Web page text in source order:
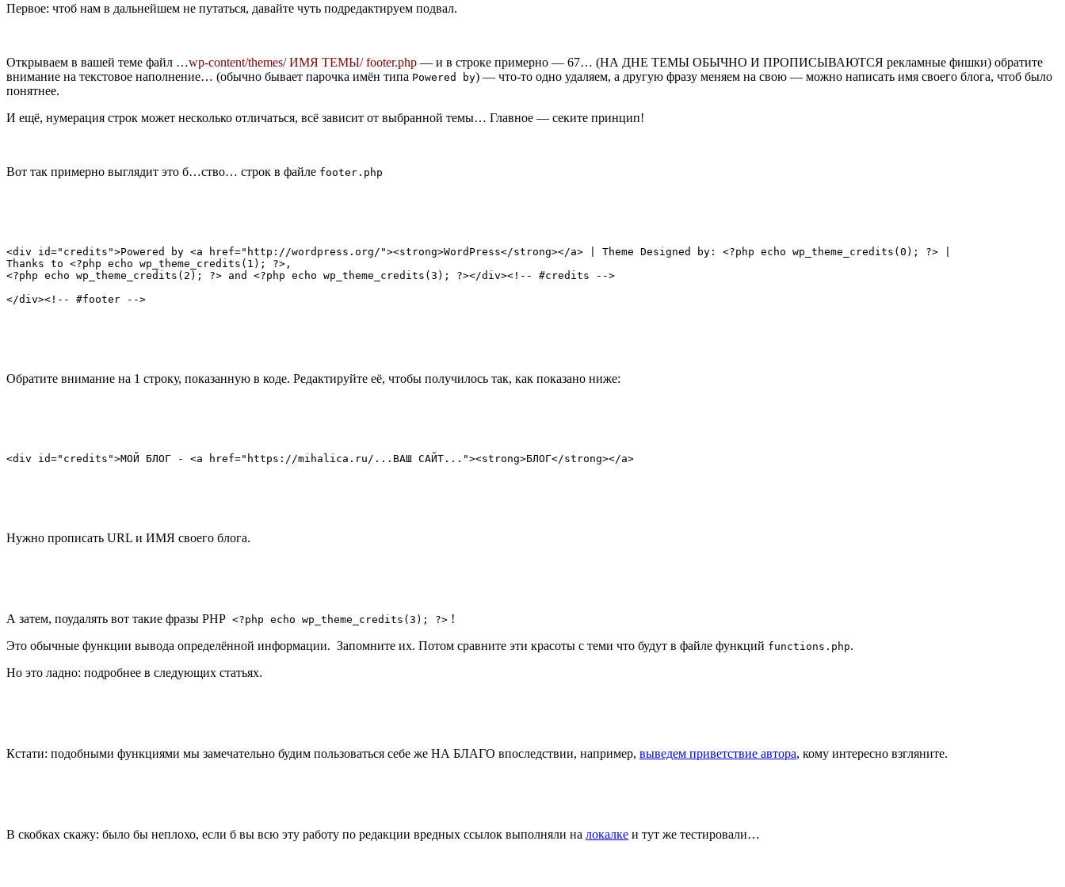
Первое: чтоб нам в дальнейшем не путаться, давайте чуть подредактируем подвал.
Открываем в вашей теме файл …wp-content/themes/ ИМЯ ТЕМЫ/ footer.php — и в строке примерно — 67… (НА ДНЕ ТЕМЫ ОБЫЧНО И ПРОПИСЫВАЮТСЯ рекламные фишки) обратите
внимание на текстовое наполнение… (обычно бывает парочка имён типа Powered by) — что-то одно удаляем, а другую фразу меняем на свою — можно написать имя своего блога, чтоб было
понятнее.
И ещё, нумерация строк может несколько отличаться, всё зависит от выбранной темы… Главное — секите принцип!
Вот так примерно выглядит это б…ство… строк в файле footer.php
<div id="credits">Powered by <a href="http://wordpress.org/"><strong>WordPress</strong></a> | Theme Designed by: <?php echo wp_theme_credits(0); ?> |
Thanks to <?php echo wp_theme_credits(1); ?>,
<?php echo wp_theme_credits(2); ?> and <?php echo wp_theme_credits(3); ?></div><!-- #credits -->
</div><!-- #footer -->
Обратите внимание на 1 строку, показанную в коде. Редактируйте её, чтобы получилось так, как показано ниже:
<div id="credits">МОЙ БЛОГ - <a href="https://mihalica.ru/...ВАШ САЙТ..."><strong>БЛОГ</strong></a>
Нужно прописать URL и ИМЯ своего блога.
А затем, поудалять вот такие фразы PHP <?php echo wp_theme_credits(3); ?> !
Это обычные функции вывода определённой информации. Запомните их. Потом сравните эти красоты с теми что будут в файле функций functions.php.
Но это ладно: подробнее в следующих статьях.
Кстати: подобными функциями мы замечательно будим пользоваться себе же НА БЛАГО впоследствии, например, выведем приветствие автора, кому интересно взгляните.
В скобках скажу: было бы неплохо, если б вы всю эту работу по редакции вредных ссылок выполняли на локалке и тут же тестировали…